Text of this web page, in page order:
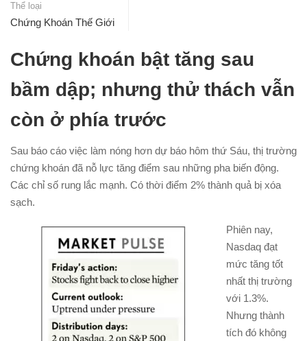
Thể loại
Chứng Khoán Thế Giới
Chứng khoán bật tăng sau
bầm dập; nhưng thử thách vẫn
còn ở phía trước
Sau báo cáo việc làm nóng hơn dự báo hôm thứ Sáu, thị trường
chứng khoán đã nỗ lực tăng điểm sau những pha biến động.
Các chỉ số rung lắc mạnh. Có thời điểm 2% thành quả bị xóa
sạch.
Phiên nay,
Nasdaq đạt
mức tăng tốt
nhất thị trường
với 1.3%.
Nhưng thành
tích đó không